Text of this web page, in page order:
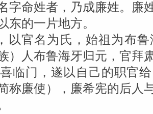
字命姓者，乃成廉姓。廉
东的一片地方。
以官名为氏，始祖为布
）人布鲁海牙归元，官拜
临门，遂以自己的职官
称廉使），廉希宪的后人